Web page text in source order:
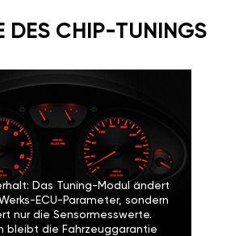
DES CHIP-TUNINGS
Das Tuning-Modul ändert
ECU-Parameter, sondern
nur die Sensormesswerte.
bleibt die Fahrzeuggarantie